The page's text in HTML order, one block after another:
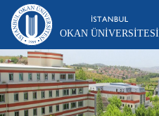
OKAN ÜNIVERSITESI